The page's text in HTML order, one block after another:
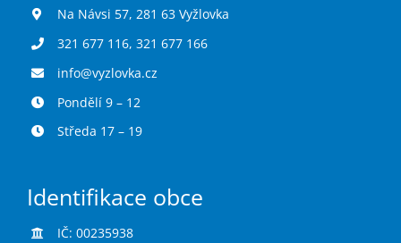
Na Návsi 57, 281 63 Vyžlovka
321 677 116, 321 677 166
info@vyzlovka.cz
Pondělí 9 – 12
Středa 17 – 19
Identifikace obce
IČ: 00235938